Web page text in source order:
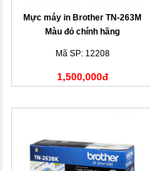
Mực máy in Brother TN-263M
Màu đỏ chính hãng
Mã SP: 12208
1,500,000đ